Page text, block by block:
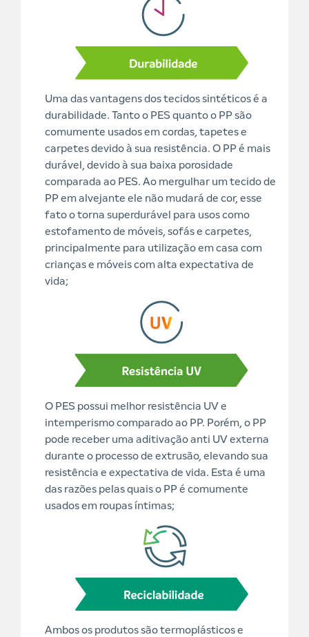
Uma das vantagens dos tecidos sintéticos é a
durabilidade. Tanto o PES quanto o PP são
comumente usados em cordas, tapetes e
carpetes devido à sua resistência. O PP é mais
durável, devido à sua baixa porosidade
comparada ao PES. Ao mergulhar um tecido de
PP em alvejante ele não mudará de cor, esse
fato o torna superdurável para usos como
estofamento de móveis, sofás e carpetes,
principalmente para utilização em casa com
crianças e móveis com alta expectativa de
vida;
O PES possui melhor resistência UV e
intemperismo comparado ao PP. Porém, o PP
pode receber uma aditivação anti UV externa
durante o processo de extrusão, elevando sua
resistência e expectativa de vida. Esta é uma
das razões pelas quais o PP é comumente
usados em roupas íntimas;
Ambos os produtos são termoplásticos e